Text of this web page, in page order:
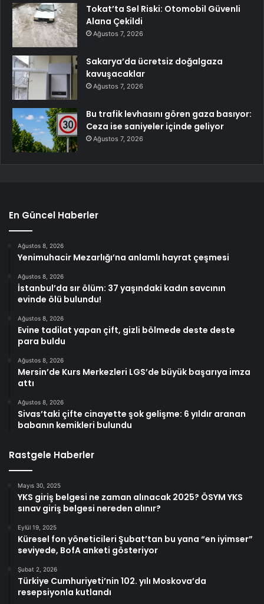
Tokat’ta Sel Riski: Otomobil Güvenli
Alana Çekildi
Ağustos 7, 2026
Sakarya’da ücretsiz doğalgaza
kavuşacaklar
Ağustos 7, 2026
Bu trafik levhasını gören gaza basıyor:
Ceza ise saniyeler içinde geliyor
Ağustos 7, 2026
En Güncel Haberler
Ağustos 8, 2026
Yenimuhacir Mezarlığı’na anlamlı hayrat çeşmesi
Ağustos 8, 2026
İstanbul’da sır ölüm: 37 yaşındaki kadın savcının
evinde ölü bulundu!
Ağustos 8, 2026
Evine tadilat yapan çift, gizli bölmede deste deste
para buldu
Ağustos 8, 2026
Mersin’de Kurs Merkezleri LGS’de büyük başarıya imza
attı
Ağustos 8, 2026
Sivas’taki çifte cinayette şok gelişme: 6 yıldır aranan
babanın kemikleri bulundu
Rastgele Haberler
Mayıs 30, 2025
YKS giriş belgesi ne zaman alınacak 2025? ÖSYM YKS
sınav giriş belgesi nereden alınır?
Eylül 19, 2025
Küresel fon yöneticileri Şubat’tan bu yana “en iyimser”
seviyede, BofA anketi gösteriyor
Şubat 2, 2026
Türkiye Cumhuriyeti’nin 102. yılı Moskova’da
resepsiyonla kutlandı